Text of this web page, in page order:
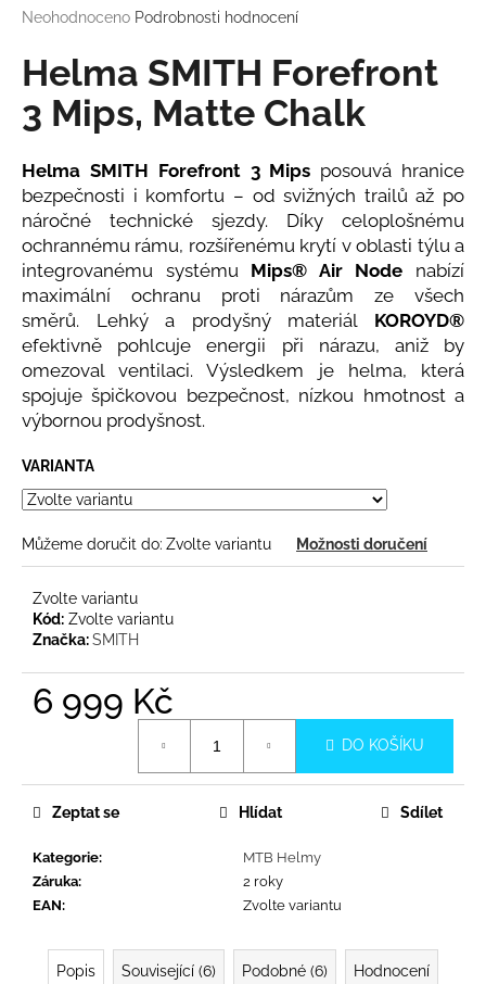
Průměrné
produktu
je
hvězdiček.
Neohodnoceno Podrobnosti hodnocení
Helma SMITH Forefront
3 Mips, Matte Chalk
Helma SMITH Forefront 3 Mips posouvá hranice
bezpečnosti i komfortu – od svižných trailů až po
náročné technické sjezdy. Díky celoplošnému
ochrannému rámu, rozšířenému krytí v oblasti týlu a
integrovanému systému Mips® Air Node nabízí
maximální ochranu proti nárazům ze všech
směrů. Lehký a prodyšný materiál KOROYD®
efektivně pohlcuje energii při nárazu, aniž by
omezoval ventilaci. Výsledkem je helma, která
spojuje špičkovou bezpečnost, nízkou hmotnost a
výbornou prodyšnost.
VARIANTA
Můžeme doručit do: Zvolte variantu Možnosti doručení
Zvolte variantu
Kód: Zvolte variantu
Značka:SMITH
6 999 Kč
DO KOŠÍKU
Kategorie:
MTB Helmy
Záruka:
2 roky
EAN: Zvolte variantu
Zeptat se Hlídat Sdílet
Popis Související (6) Podobné (6) Hodnocení
a
j
í
t
?
HLEDAT
D
o
p
o
u
č
u
j
e
m
e